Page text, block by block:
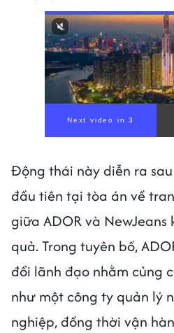
00:00/ 01:05
Động thái này diễn ra
đầu tiên tại tòa án về
giữa ADOR và
quả. Trong tuyên bố,
đổi lãnh đạo nhằm củng
như một công ty quản lý
nghiệp, đồng thời vận